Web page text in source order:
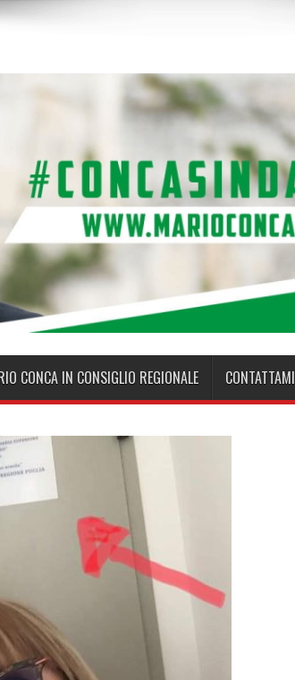
CONCA IN CONSIGLIO REGIONALE CONTATTAMI